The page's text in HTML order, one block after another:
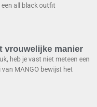
een all black outfit
vrouwelijke manier
heb je vast niet meteen een
MANGO bewijst het